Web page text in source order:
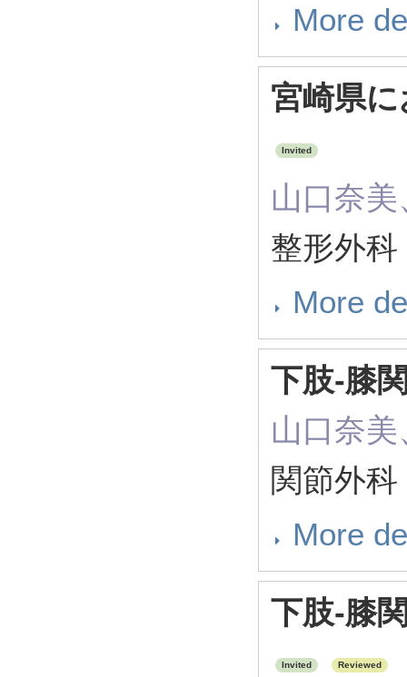
More
宮崎県
Invited
山口奈
整形外
More
下肢-膝
山口奈
関節外
More
下肢-膝
Invited Reviewed